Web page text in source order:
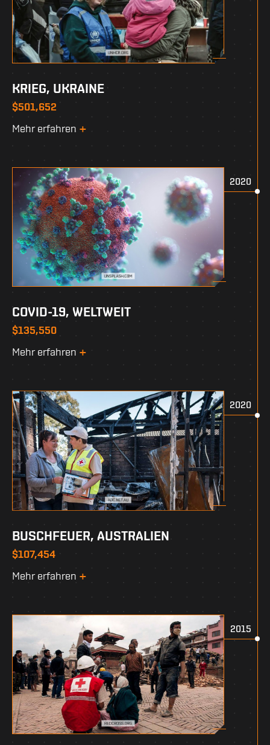
KRIEG, UKRAINE
$501,652
Mehr erfahren
2020
COVID-19, WELTWEIT
$135,550
Mehr erfahren
2020
BUSCHFEUER, AUSTRALIEN
$107,454
Mehr erfahren
2015